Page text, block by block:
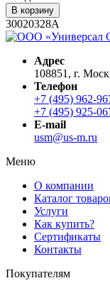
В корзину
30020328A
Адрес
108851, г.
Телефон
+7 (495) 962-
+7 (495) 925-
E-mail
usm@us-m.ru
Меню
О компании
Каталог
Услуги
Как купить?
Сертификаты
Контакты
Покупателям